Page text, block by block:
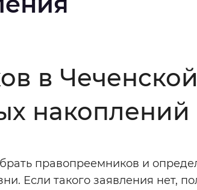
Инверсивный монохромный
Выключены
в
накоплений
правопреемников и
Если такого заявления нет,